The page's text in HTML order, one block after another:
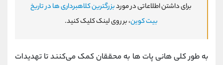
برای داشتن اطلاعاتی در موردبزرگترین کلاهبرداری‌ ها در تاریخ
بیت کوین، بر روی لینک کلیک کنید.
به طور کلی هانی پات‌ ها به محققان کمک می‌کنند تا تهدیدات